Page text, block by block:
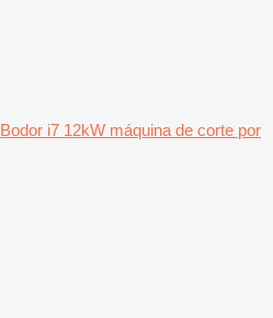
Bodor i7 12kW máquina de corte por